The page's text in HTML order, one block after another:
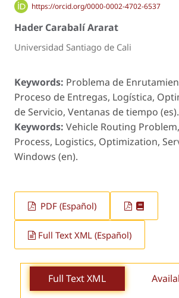
https://orcid.org/0000-0002-4702-6537
Hader Carabalí Ararat
Universidad Santiago de Cali
Keywords: Problema de
Proceso de Entregas, Logística,
de Servicio, Ventanas de tiempo (es).
Keywords: Vehicle Routing
Process, Logistics, Optimization,
Windows (en).
PDF (Español)
Full Text XML (Español)
Full Text XML